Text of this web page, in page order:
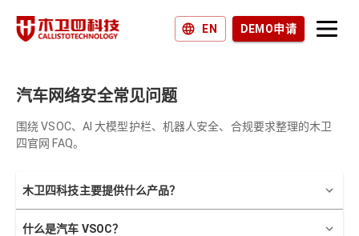
EN
DEMO申请
为什么选择木卫四？
加入我们
新闻和博客
汽车网络安全常见问题
围绕 VSOC、AI 大模型护栏、机器人安全、合规要求整理的木卫
四官网 FAQ。
木卫四科技主要提供什么产品？
什么是汽车 VSOC？